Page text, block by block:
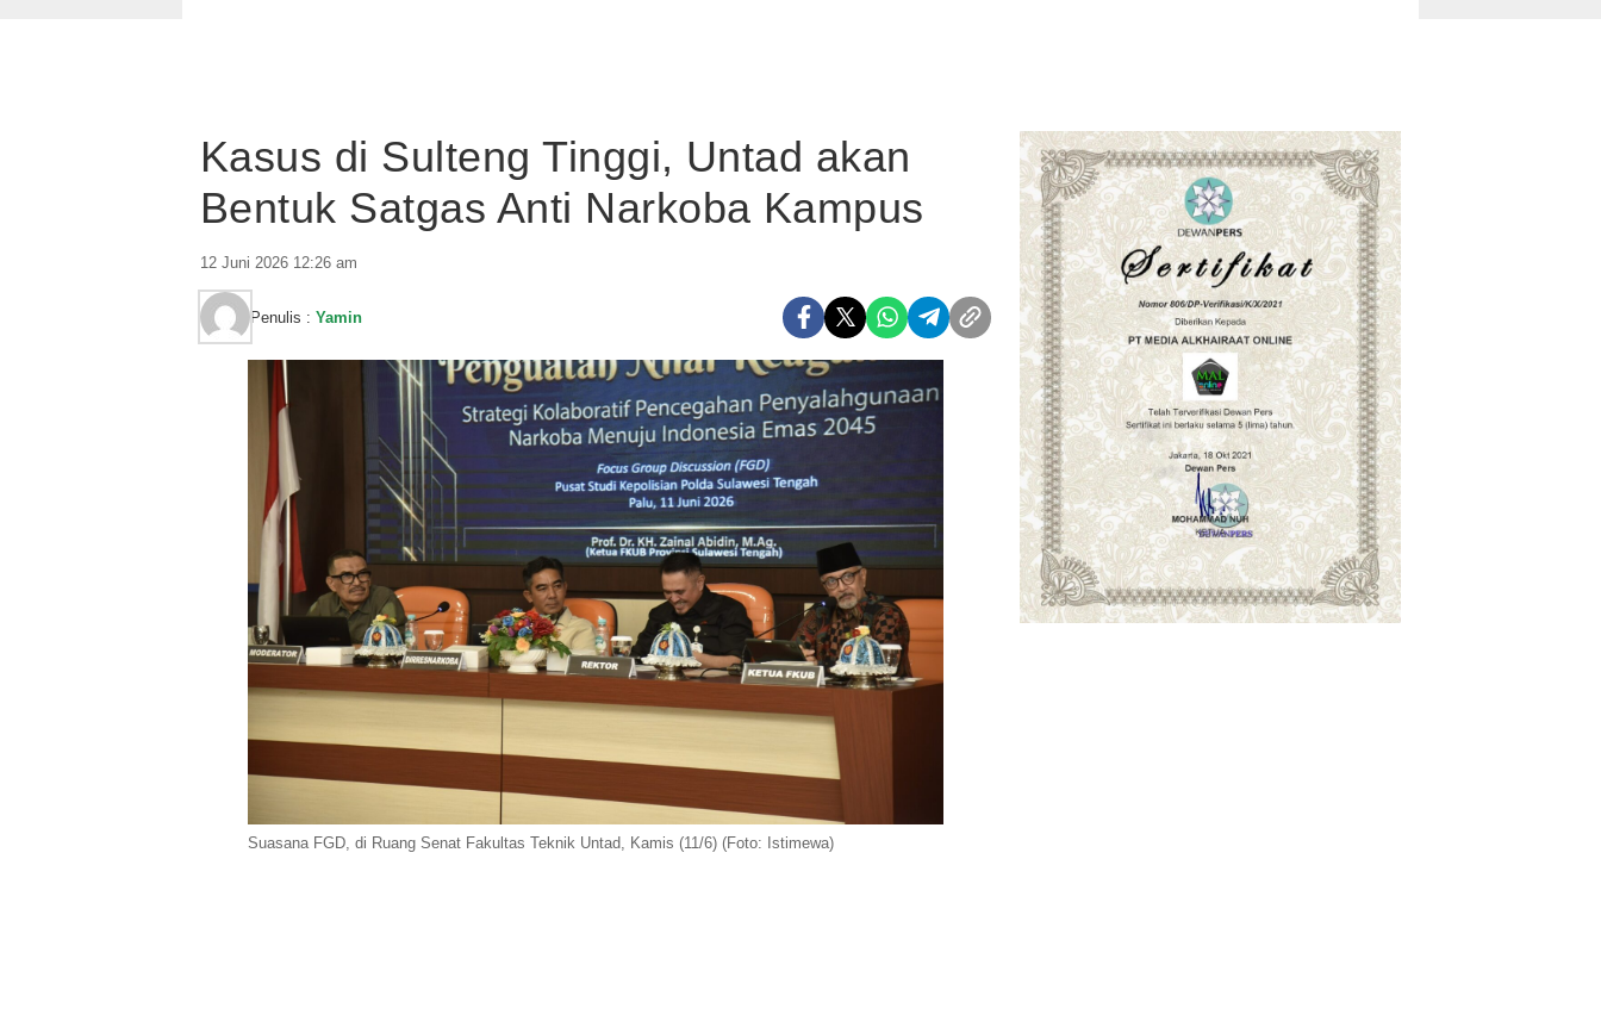
Kasus di Sulteng Tinggi, Untad akan
Bentuk Satgas Anti Narkoba Kampus
12 Juni 2026 12:26 am
Penulis : Yamin
Suasana FGD, di Ruang Senat Fakultas Teknik Untad, Kamis (11/6) (Foto: Istimewa)